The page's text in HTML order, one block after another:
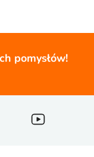
pomysłów!